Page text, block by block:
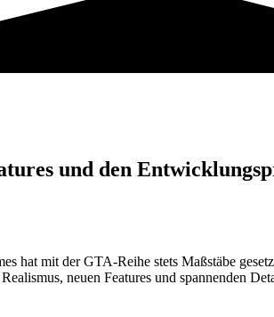
und den
hat mit der GTA-Reihe stets Maßstäbe
neuen Features und spannenden